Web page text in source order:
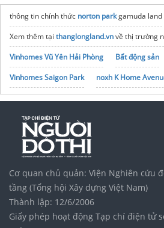
thông tin chính thức norton parkgamuda land
Xem thêm tại thanglongland.vnvề thị trường
Vinhomes Vũ Yên Hải Phòng
Bất động sản
Vinhomes Saigon Park
noxh K Home
Tập đoàn Bcons Group
Cơ quan chủ quản: Viện Nghiên cứu
tầng (Tổng hội Xây dựng Việt Nam)
Thành lập: 12/6/2006
Giấy phép hoạt động Tạp chí điện tử